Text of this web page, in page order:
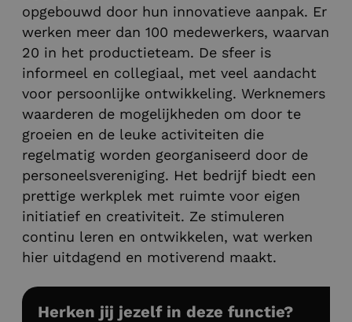
opgebouwd door hun innovatieve aanpak. Er
werken meer dan 100 medewerkers, waarvan
20 in het productieteam. De sfeer is
informeel en collegiaal, met veel aandacht
voor persoonlijke ontwikkeling. Werknemers
waarderen de mogelijkheden om door te
groeien en de leuke activiteiten die
regelmatig worden georganiseerd door de
personeelsvereniging. Het bedrijf biedt een
prettige werkplek met ruimte voor eigen
initiatief en creativiteit. Ze stimuleren
continu leren en ontwikkelen, wat werken
hier uitdagend en motiverend maakt.
Herken jij jezelf in deze functie?